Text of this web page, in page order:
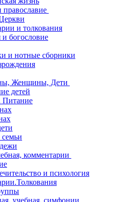
православие
и толкования
богословие
и нотные сборники
Женщины, Дети
детей
Питание
комментарии
и психология